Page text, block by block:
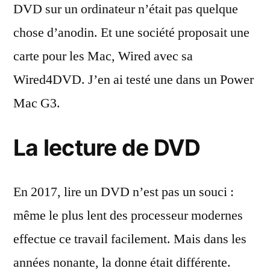
pour
Mac
DVD sur un ordinateur n’était pas quelque
chose d’anodin. Et une société proposait une
carte pour les Mac, Wired avec sa
Wired4DVD. J’en ai testé une dans un Power
Mac G3.
La lecture de DVD
En 2017, lire un DVD n’est pas un souci :
même le plus lent des processeur modernes
effectue ce travail facilement. Mais dans les
années nonante, la donne était différente.